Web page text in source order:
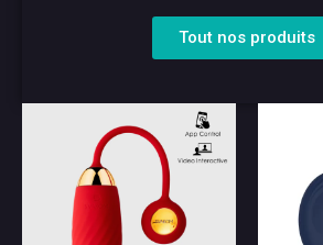
Tout nos produits